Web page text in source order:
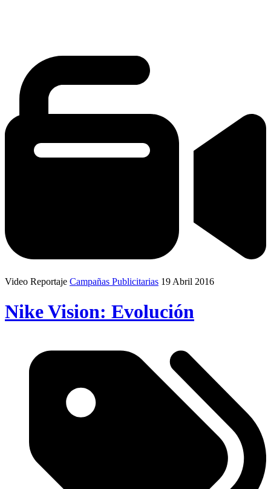
Video Reportaje Campañas Publicitarias 19 Abril 2016
Nike Vision: Evolución